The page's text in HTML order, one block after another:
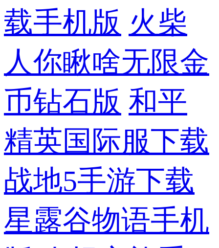
载手机版 火柴
人你瞅啥无限金
币钻石版 和平
精英国际服下载
战地5手游下载
星露谷物语手机